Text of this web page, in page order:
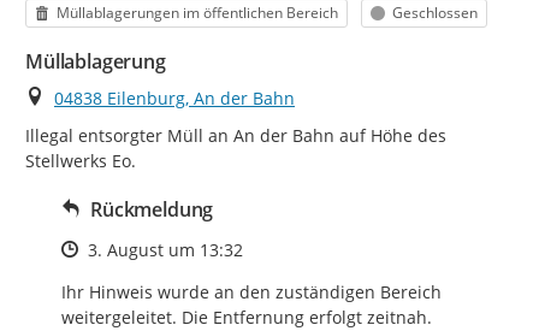
Kategorie
Müllablagerungen im öffentlichen Bereich Status
Geschlossen
Müllablagerung
Ort
04838 Eilenburg, An der Bahn
Illegal entsorgter Müll an An der Bahn auf Höhe des
Stellwerks Eo.
Rückmeldung
Zeitpunkt des Erstellens
3. August um 13:32
Ihr Hinweis wurde an den zuständigen Bereich
weitergeleitet. Die Entfernung erfolgt zeitnah.